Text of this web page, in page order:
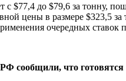
с $77,4 до $79,6 за тонну,
цены в размере $323,5
очередных ставок
сообщили, что